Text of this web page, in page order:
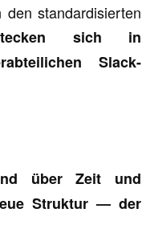
standardisierten
sich in
Slack-
über Zeit und
Struktur — der